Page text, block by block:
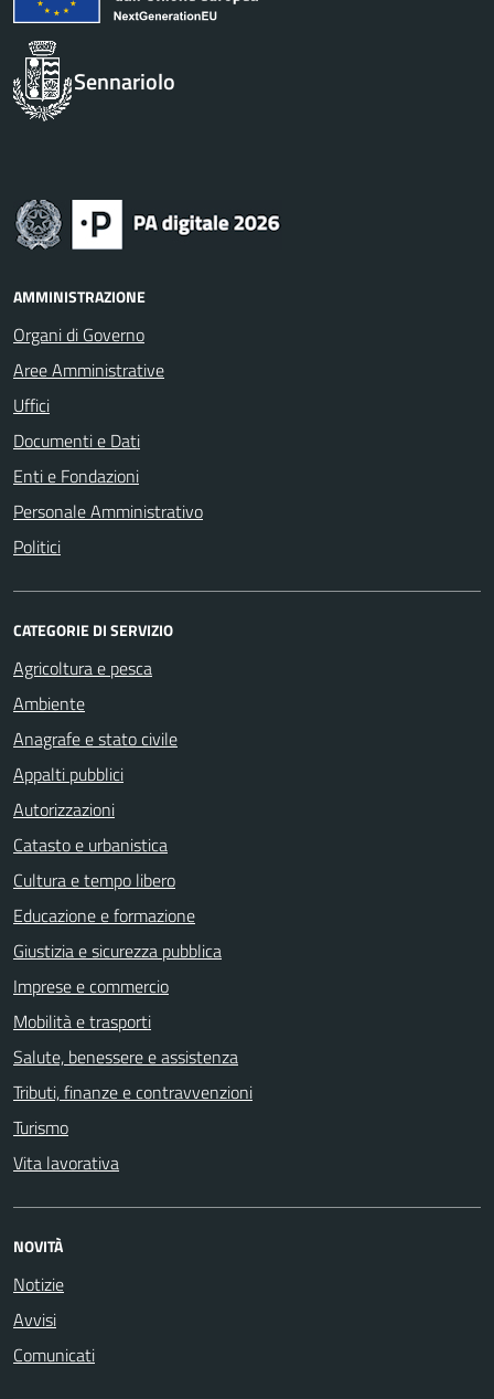
Sennariolo
AMMINISTRAZIONE
Organi di Governo
Aree Amministrative
Uffici
Documenti e Dati
Enti e Fondazioni
Personale Amministrativo
Politici
CATEGORIE DI SERVIZIO
Agricoltura e pesca
Ambiente
Anagrafe e stato civile
Appalti pubblici
Autorizzazioni
Catasto e urbanistica
Cultura e tempo libero
Educazione e formazione
Giustizia e sicurezza pubblica
Imprese e commercio
Mobilità e trasporti
Salute, benessere e assistenza
Tributi, finanze e contravvenzioni
Turismo
Vita lavorativa
NOVITÀ
Notizie
Avvisi
Comunicati